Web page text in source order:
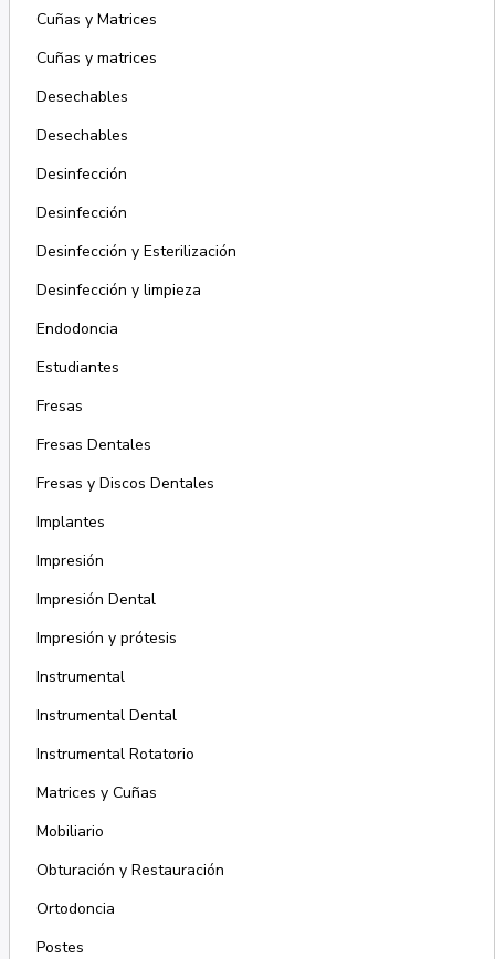
Cuñas y Matrices
Cuñas y matrices
Desechables
Desechables
Desinfección
Desinfección
Desinfección y Esterilización
Desinfección y limpieza
Endodoncia
Estudiantes
Fresas
Fresas Dentales
Fresas y Discos Dentales
Implantes
Impresión
Impresión Dental
Impresión y prótesis
Instrumental
Instrumental Dental
Instrumental Rotatorio
Matrices y Cuñas
Mobiliario
Obturación y Restauración
Ortodoncia
Postes